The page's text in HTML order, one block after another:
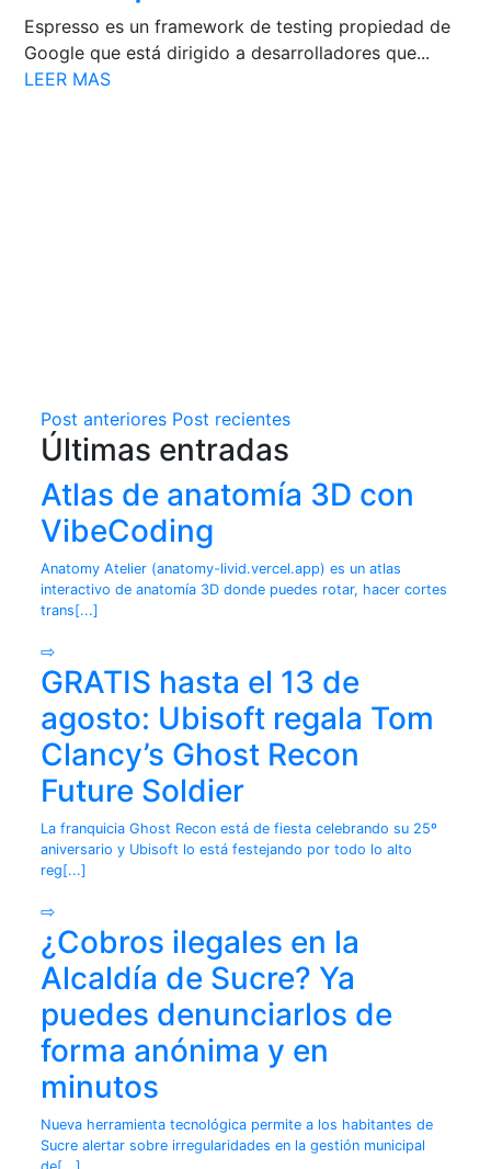
Espresso es un framework de testing propiedad de
Google que está dirigido a desarrolladores que...
LEER MAS
Post anteriores Post recientes
Últimas entradas
Atlas de anatomía 3D con
VibeCoding
Anatomy Atelier (anatomy-livid.vercel.app) es un atlas
interactivo de anatomía 3D donde puedes rotar, hacer cortes
trans[...]
⇨
GRATIS hasta el 13 de
agosto: Ubisoft regala Tom
Clancy’s Ghost Recon
Future Soldier
La franquicia Ghost Recon está de fiesta celebrando su 25º
aniversario y Ubisoft lo está festejando por todo lo alto
reg[...]
⇨
¿Cobros ilegales en la
Alcaldía de Sucre? Ya
puedes denunciarlos de
forma anónima y en
minutos
Nueva herramienta tecnológica permite a los habitantes de
Sucre alertar sobre irregularidades en la gestión municipal